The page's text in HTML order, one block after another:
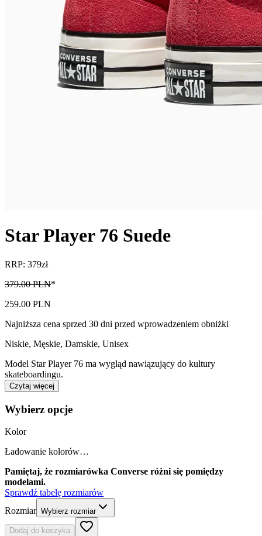
Star Player 76 Suede
RRP: 379zł
379.00 PLN*
259.00 PLN
Najniższa cena sprzed 30 dni przed wprowadzeniem obniżki
Niskie, Męskie, Damskie, Unisex
Model Star Player 76 ma wygląd nawiązujący do kultury
skateboardingu.
Czytaj więcej
Wybierz opcje
Kolor
Ładowanie kolorów…
Pamiętaj, że rozmiarówka Converse różni się pomiędzy
modelami.
Sprawdź tabelę rozmiarów
Rozmiar Wybierz rozmiar
Dodaj do koszyka